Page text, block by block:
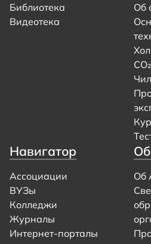
Библиотека
Видеотека
Об
CO₂
Навигатор
Ассоциации
ВУЗы
Колледжи
Журналы
Интернет-порталы
Об